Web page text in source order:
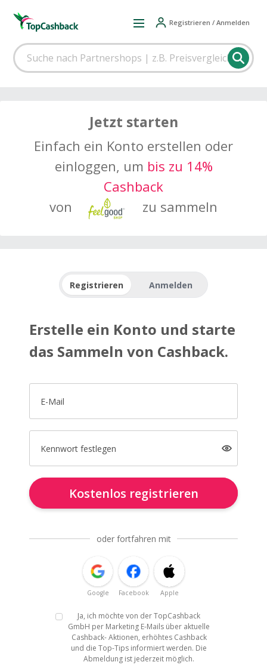
Registrieren / Anmelden
Jetzt starten
Einfach ein Konto erstellen oder
einloggen, um bis zu 14%
Cashback
von
zu sammeln
Registrieren Anmelden
Erstelle ein Konto und starte
das Sammeln von Cashback.
E-Mail
Kennwort festlegen
Kostenlos registrieren
oder fortfahren mit
Google Facebook Apple
Ja, ich möchte von der TopCashback
GmbH per Marketing E-Mails über aktuelle
Cashback- Aktionen, erhöhtes Cashback
und die Top-Tips informiert werden. Die
Abmeldung ist jederzeit möglich.